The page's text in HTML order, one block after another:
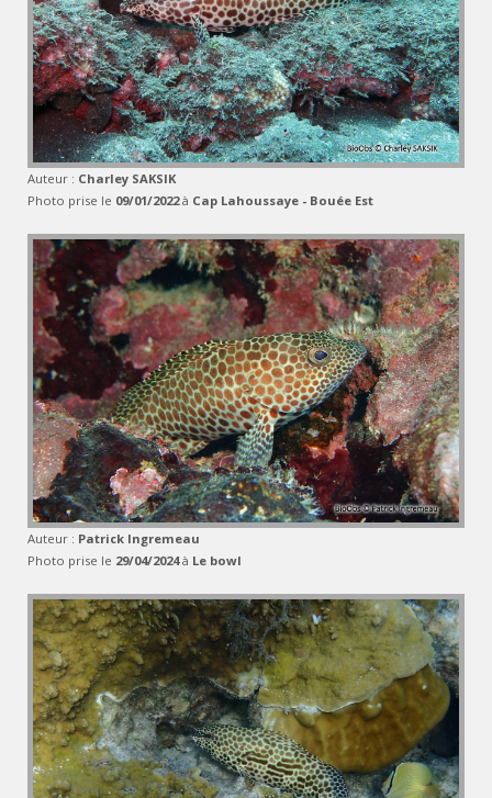
Auteur : Charley SAKSIK
Photo prise le 09/01/2022à Cap Lahoussaye - Bouée Est
Auteur : Patrick Ingremeau
Photo prise le 29/04/2024à Le bowl